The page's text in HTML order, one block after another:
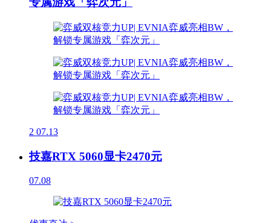
2 07.13
技嘉RTX 5060显卡2470元
07.08